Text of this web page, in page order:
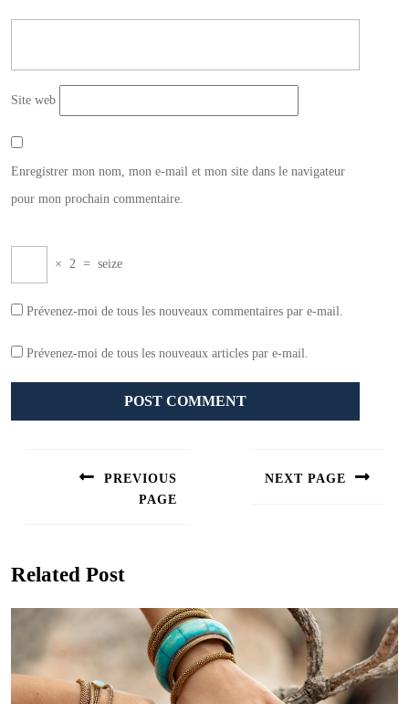
Site web
Enregistrer mon nom, mon e-mail et mon site dans le navigateur
pour mon prochain commentaire.
× 2 = seize
Prévenez-moi de tous les nouveaux commentaires par e-mail.
Prévenez-moi de tous les nouveaux articles par e-mail.
PREVIOUS
PAGE
NEXT PAGE
Related Post